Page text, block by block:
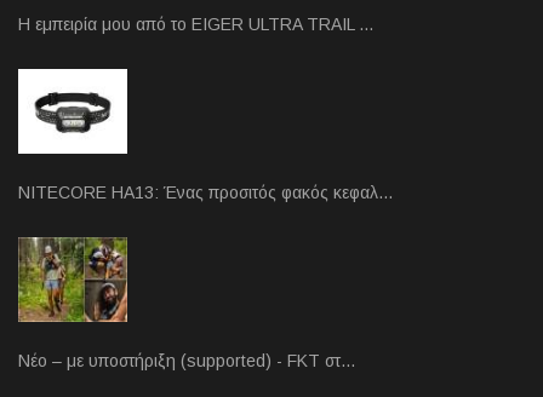
Η εμπειρία μου από το EIGER ULTRA TRAIL …
NITECORE HA13: Ένας προσιτός φακός κεφαλ…
Νέο – με υποστήριξη (supported) - FKT στ…